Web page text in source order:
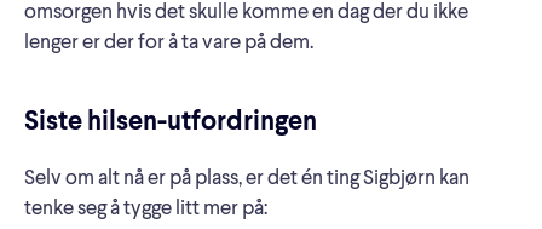
omsorgen hvis det skulle komme en dag der du ikke
lenger er der for å ta vare på dem.
Siste hilsen-utfordringen
Selv om alt nå er på plass, er det én ting Sigbjørn kan
tenke seg å tygge litt mer på: